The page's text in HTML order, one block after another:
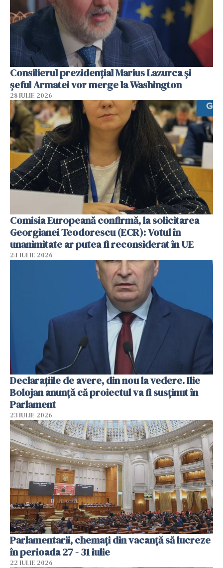
Consilierul prezidenţial Marius Lazurca și
șeful Armatei vor merge la Washington
28 IULIE 2026
Comisia Europeană confirmă, la solicitarea
Georgianei Teodorescu (ECR): Votul în
unanimitate ar putea fi reconsiderat în UE
24 IULIE 2026
Declarațiile de avere, din nou la vedere. Ilie
Bolojan anunță că proiectul va fi susținut în
Parlament
23 IULIE 2026
Parlamentarii, chemați din vacanță să lucreze
în perioada 27 - 31 iulie
22 IULIE 2026